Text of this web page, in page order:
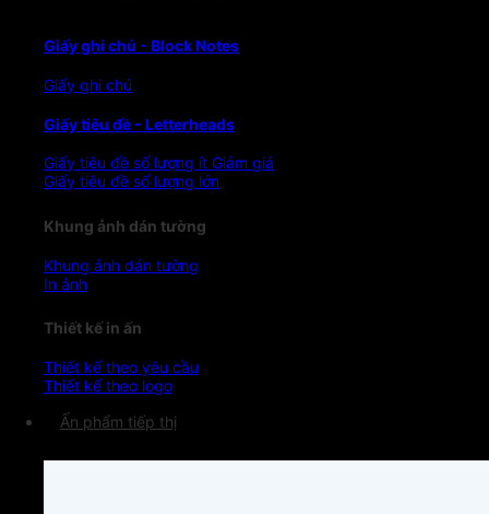
Giấy ghi chú - Block Notes
Giấy ghi chú
Giấy tiêu đề - Letterheads
Giấy tiêu đề số lượng ít
Giấy tiêu đề số lượng lớn
Khung ảnh dán tường
Khung ảnh dán tường
In ảnh
Thiết kế in ấn
Thiết kế theo yêu cầu
Thiết kế theo logo
Ấn phẩm tiếp thị